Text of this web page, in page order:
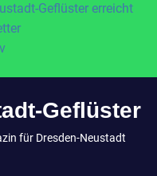
Geflüster erreicht
Geflüster
für Dresden-Neustadt